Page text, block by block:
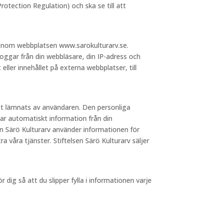
Regulation) och ska se till att
webbplatsen www.sarokulturarv.se.
från din webbläsare, din IP-adress och
innehållet på externa webbplatser, till
av användaren. Den personliga
automatiskt information från din
Särö Kulturarv använder informationen för
våra tjänster. Stiftelsen Särö Kulturarv säljer
dig så att du slipper fylla i informationen varje